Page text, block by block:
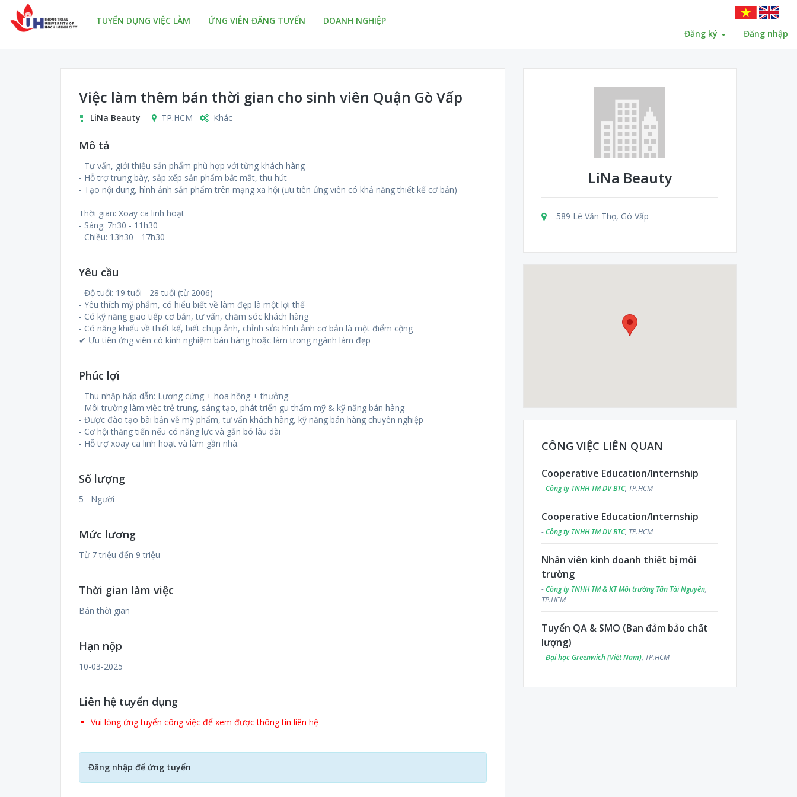
TUYỂN DỤNG VIỆC LÀM ỨNG VIÊN ĐĂNG TUYỂN
DOANH NGHIỆP
Đăng ký
Đăng nhập
Việc làm thêm bán thời gian cho sinh viên Quận Gò Vấp
LiNa Beauty TP.HCM Khác
Mô tả
- Tư vấn, giới thiệu sản phẩm phù hợp với từng khách hàng
- Hỗ trợ trưng bày, sắp xếp sản phẩm bắt mắt, thu hút
- Tạo nội dung, hình ảnh sản phẩm trên mạng xã hội (ưu tiên ứng viên có khả năng thiết kế cơ bản)
Thời gian: Xoay ca linh hoạt
- Sáng: 7h30 - 11h30
- Chiều: 13h30 - 17h30
Yêu cầu
- Độ tuổi: 19 tuổi - 28 tuổi (từ 2006)
- Yêu thích mỹ phẩm, có hiểu biết về làm đẹp là một lợi thế
- Có kỹ năng giao tiếp cơ bản, tư vấn, chăm sóc khách hàng
- Có năng khiếu về thiết kế, biết chụp ảnh, chỉnh sửa hình ảnh cơ bản là một điểm cộng
✔ Ưu tiên ứng viên có kinh nghiệm bán hàng hoặc làm trong ngành làm đẹp
Phúc lợi
- Thu nhập hấp dẫn: Lương cứng + hoa hồng + thưởng
- Môi trường làm việc trẻ trung, sáng tạo, phát triển gu thẩm mỹ & kỹ năng bán hàng
- Được đào tạo bài bản về mỹ phẩm, tư vấn khách hàng, kỹ năng bán hàng chuyên nghiệp
- Cơ hội thăng tiến nếu có năng lực và gắn bó lâu dài
- Hỗ trợ xoay ca linh hoạt và làm gần nhà.
Số lượng
5 Người
Mức lương
Từ 7 triệu đến 9 triệu
Thời gian làm việc
Bán thời gian
Hạn nộp
10-03-2025
Liên hệ tuyển dụng
Vui lòng ứng tuyển công việc để xem được thông tin liên hệ
Đăng nhập để ứng tuyển
LiNa Beauty
589 Lê Văn Thọ, Gò Vấp
CÔNG VIỆC LIÊN QUAN
Cooperative Education/Internship
-Công ty TNHH TM DV BTC, TP.HCM
Cooperative Education/Internship
-Công ty TNHH TM DV BTC, TP.HCM
Nhân viên kinh doanh thiết bị môi
trường
-Công ty TNHH TM & KT Môi trường Tân Tài Nguyên,
TP.HCM
Tuyển QA & SMO (Ban đảm bảo chất
lượng)
-Đại học Greenwich (Việt Nam), TP.HCM